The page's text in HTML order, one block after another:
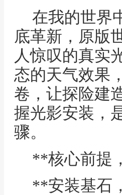
在我的世界
底革新，原版
人惊叹的真实
态的天气效果
卷，让探险建
握光影安装，
骤。
**核心前提
**安装基石